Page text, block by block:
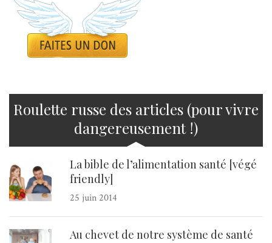
Roulette russe des articles (pour vivre
dangereusement !)
La bible de l’alimentation santé [végé
friendly]
25 juin 2014
Au chevet de notre système de santé